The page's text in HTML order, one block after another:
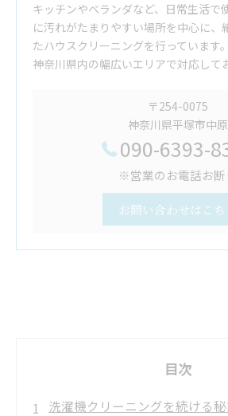
キッチンやベランダなど、日常生活で
に汚れがたまりやすい場所を中心に、
たハウスクリーニングを行っています
神奈川県内の幅広いエリアで対応して
〒254-0075
神奈川県平塚市中原
090-6393-
※営業のお電話お断
お問い合わせはこち
目次
洗濯機クリーニングを続ける